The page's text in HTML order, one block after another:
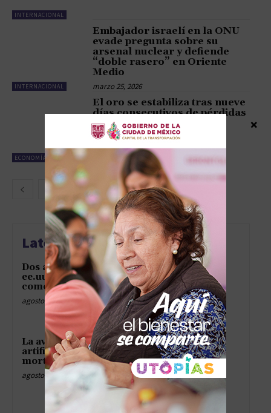
INTERNACIONAL
INTERNACIONAL
Embajador israelí en la ONU
evade pregunta sobre su
arsenal nuclear y defiende
“doble rasero” en Oriente
Medio
marzo 25, 2026
ECONOMÍA
El oro se estabiliza tras nueve
días consecutivos de pérdidas
por la guerra en Irán.
marzo 24, 2026
4
Latest news
Dos aliados inesperados de
ee.uu. dan un zarpazo al dólar
como en telenovela
agosto 7, 2026
La avalancha de inteligencia
artificial china crea una zona
mortal para el valle del silicio
agosto 7, 2026
×